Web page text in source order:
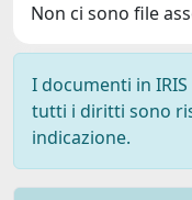
Non ci sono file
I documenti in
tutti i diritti sono
indicazione.